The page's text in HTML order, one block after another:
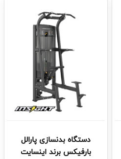
دستگاه بدنسازی پارالل
بارفیکس برند اینسایت